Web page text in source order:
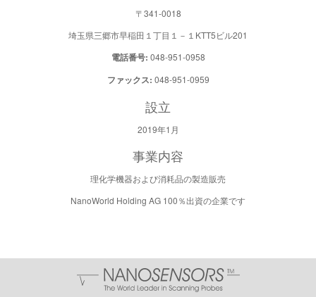
〒341-0018
埼玉県三郷市早稲田１丁目１－１KTT5ビル201
電話番号: 048-951-0958
ファックス: 048-951-0959
設立
2019年1月
事業内容
理化学機器および消耗品の製造販売
NanoWorld Holding AG 100％出資の企業です